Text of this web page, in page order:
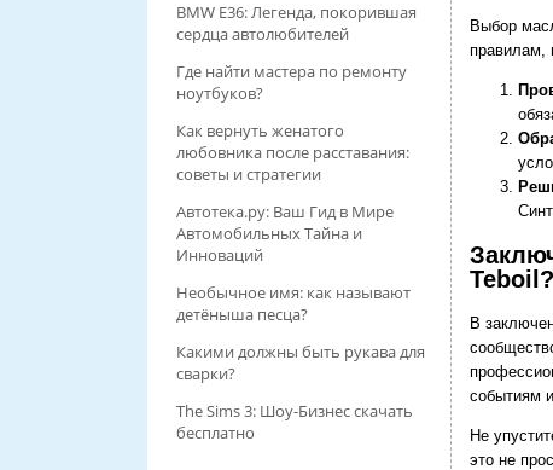
Выбор
правилам,
Teboil?
В
событиям
Не
это не
BMW E36: Легенда, покорившая
сердца автолюбителей
Где найти мастера по ремонту
ноутбуков?
Как вернуть женатого
любовника после расставания:
советы и стратегии
Автотека.ру: Ваш Гид в Мире
Автомобильных Тайна и
Инноваций
Необычное имя: как называют
детёныша песца?
Какими должны быть рукава для
сварки?
The Sims 3: Шоу-Бизнес скачать
бесплатно